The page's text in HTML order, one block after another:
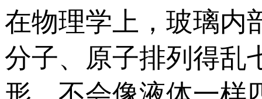
在物理学上，玻璃内
分子、原子排列得乱